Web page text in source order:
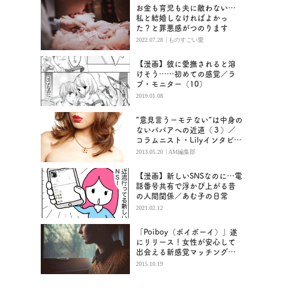
お金も育児も夫に敵わない…
私と結婚しなければよかっ
た？と罪悪感がつのります
2022.07.28 | ものすごい愛
【漫画】彼に愛撫されると溶
けそう……初めての感覚／ラ
ブ・モニター（10）
2019.01.08
“意見言う＝モテない”は中身の
ないババアへの近道（３）／
コラムニスト・Lilyインタビュ
ー
2013.05.20 | AM編集部
【漫画】新しいSNSなのに…電
話番号共有で浮かび上がる昔
の人間関係／あむ子の日常
2021.02.12
「Poiboy（ポイボーイ）」遂
にリリース！女性が安心して
出会える新感覚マッチングア
プリ
2015.10.19